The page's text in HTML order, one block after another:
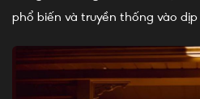
phổ biến và truyền thống vào dịp